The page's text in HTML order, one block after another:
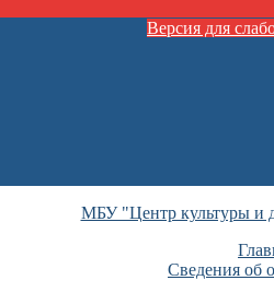
Версия для
МБУ "Центр культуры и
Сведения об